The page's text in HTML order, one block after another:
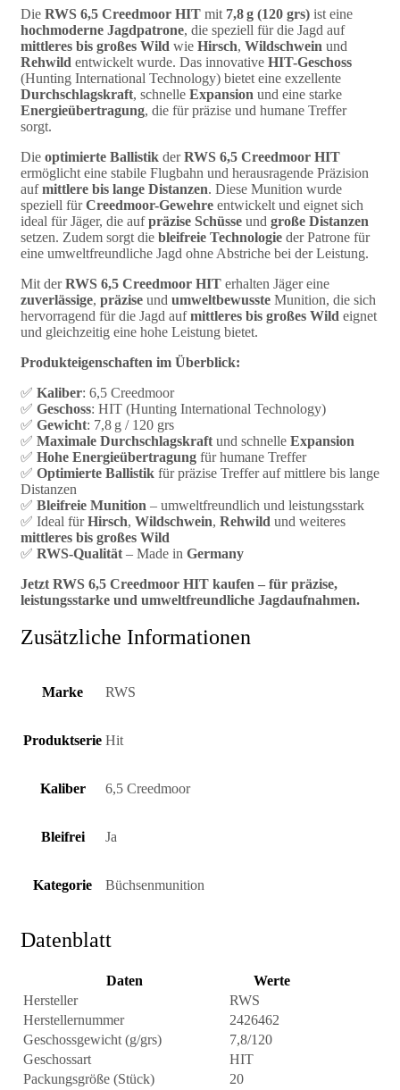
Die RWS 6,5 Creedmoor HIT mit 7,8 g (120 grs) ist eine
hochmoderne Jagdpatrone, die speziell für die Jagd auf
mittleres bis großes Wild wie Hirsch, Wildschwein und
Rehwild entwickelt wurde. Das innovative HIT-Geschoss
(Hunting International Technology) bietet eine exzellente
Durchschlagskraft, schnelle Expansion und eine starke
Energieübertragung, die für präzise und humane Treffer
sorgt.
Die optimierte Ballistik derRWS 6,5 Creedmoor HIT
ermöglicht eine stabile Flugbahn und herausragende Präzision
aufmittlere bis lange Distanzen. Diese Munition wurde
speziell fürCreedmoor-Gewehre entwickelt und eignet sich
ideal für Jäger, die aufpräzise Schüsse und große Distanzen
setzen. Zudem sorgt die bleifreie Technologie der Patrone für
eine umweltfreundliche Jagd ohne Abstriche bei der Leistung.
Mit derRWS 6,5 Creedmoor HIT erhalten Jäger eine
zuverlässige, präzise und umweltbewusste Munition, die sich
hervorragend für die Jagd aufmittleres bis großes Wild eignet
und gleichzeitig eine hohe Leistung bietet.
Produkteigenschaften im Überblick:
✅ Kaliber: 6,5 Creedmoor
✅ Geschoss: HIT (Hunting International Technology)
✅ Gewicht: 7,8 g / 120 grs
✅ Maximale Durchschlagskraft und schnelle Expansion
✅ Hohe Energieübertragung für humane Treffer
✅ Optimierte Ballistik für präzise Treffer auf mittlere bis lange
Distanzen
✅ Bleifreie Munition – umweltfreundlich und leistungsstark
✅ Ideal fürHirsch, Wildschwein, Rehwild und weiteres
mittleres bis großes Wild
✅ RWS-Qualität – Made in Germany
Jetzt RWS 6,5 Creedmoor HIT kaufen – für präzise,
leistungsstarke und umweltfreundliche Jagdaufnahmen.
Zusätzliche Informationen
Marke RWS
Produktserie Hit
Kaliber 6,5 Creedmoor
Bleifrei Ja
Kategorie Büchsenmunition
Datenblatt
Daten
Werte
Hersteller
RWS
Herstellernummer
2426462
Geschossgewicht (g/grs)
7,8/120
Geschossart
HIT
Packungsgröße (Stück)
20